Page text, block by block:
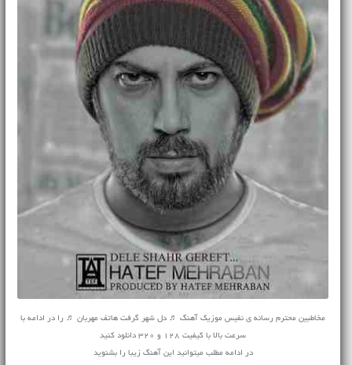
مخاطبین محترم رسانه ی نفیس موزیک آهنگ ♬ دل شهر گرفت هاتف مهربان ♬ را در ادامه با
سرعت بالا با کیفیت 128 و 320 دانلود کنید
در ادامه مطلب میتوانید این آهنگ زیبا را بشنوید